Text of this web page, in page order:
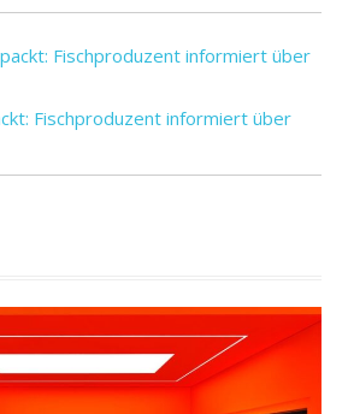
Fischproduzent informiert über